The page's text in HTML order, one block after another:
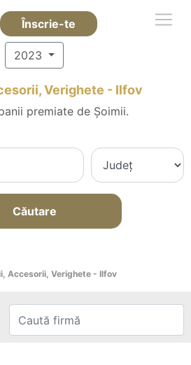
Înscrie-te
2023
Verighete - Ilfov
premiate de Șoimii.
Căutare
Accesorii, Verighete - Ilfov